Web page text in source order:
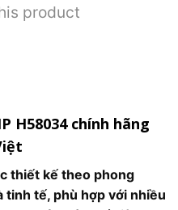
product
H58034 chính hãng
thiết kế theo phong
tinh tế, phù hợp với nhiều